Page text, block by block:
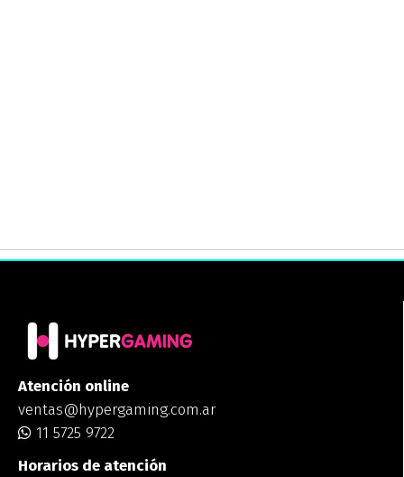
Atención online
ventas@hypergaming.com.ar
11 5725 9722
Horarios de atención